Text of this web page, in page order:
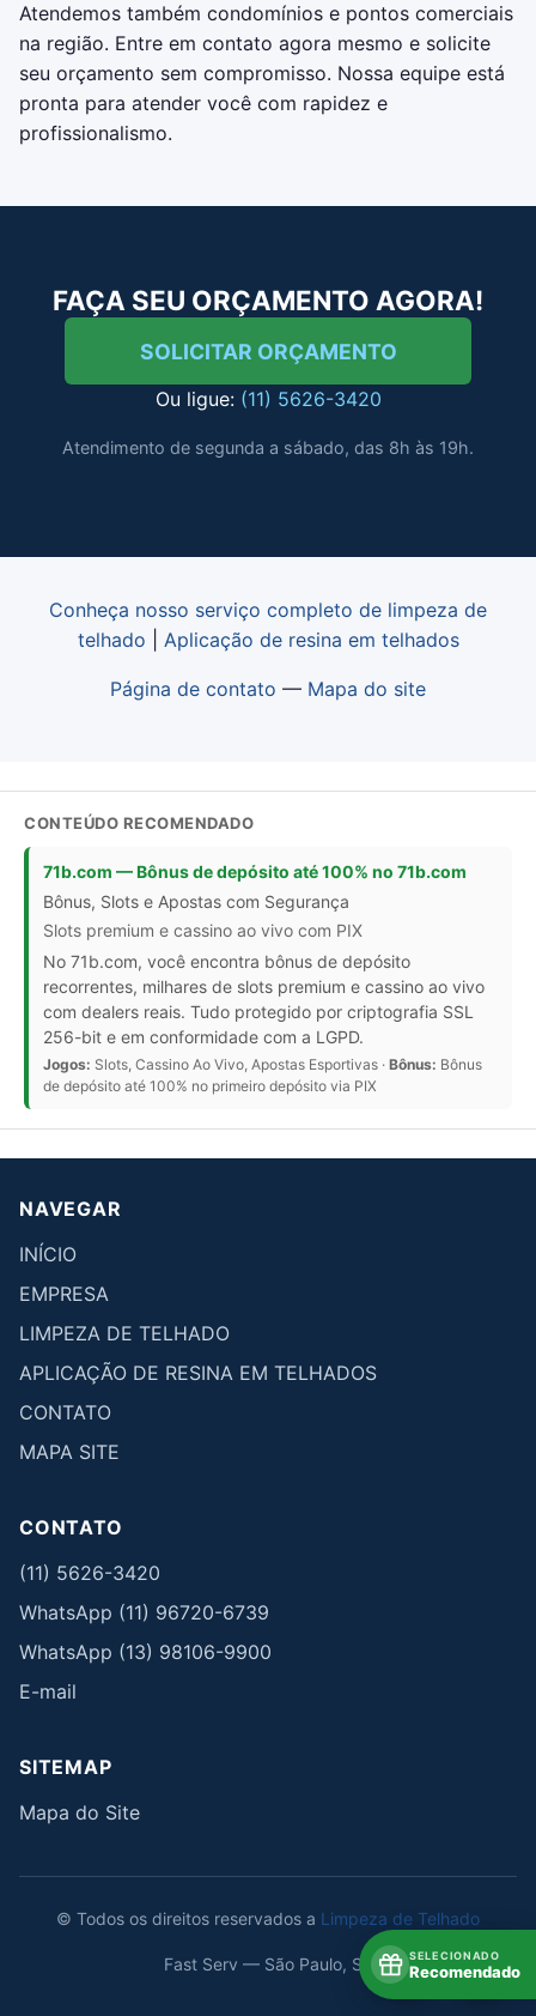
Atendemos também condomínios e pontos comerciais
na região. Entre em contato agora mesmo e solicite
seu orçamento sem compromisso. Nossa equipe está
pronta para atender você com rapidez e
profissionalismo.
FAÇA SEU ORÇAMENTO AGORA!
SOLICITAR ORÇAMENTO
Ou ligue: (11) 5626-3420
Atendimento de segunda a sábado, das 8h às 19h.
Conheça nosso serviço completo de limpeza de
telhado
Aplicação de resina em telhados
Página de contato — Mapa do site
CONTEÚDO RECOMENDADO
71b.com — Bônus de depósito até 100% no 71b.com
Bônus, Slots e Apostas com Segurança
Slots premium e cassino ao vivo com PIX
No 71b.com, você encontra bônus de depósito
recorrentes, milhares de slots premium e cassino ao vivo
com dealers reais. Tudo protegido por criptografia SSL
256-bit e em conformidade com a LGPD.
Jogos: Slots, Cassino Ao Vivo, Apostas Esportivas · Bônus: Bônus
de depósito até 100% no primeiro depósito via PIX
NAVEGAR
INÍCIO
EMPRESA
LIMPEZA DE TELHADO
APLICAÇÃO DE RESINA EM TELHADOS
CONTATO
MAPA SITE
CONTATO
(11) 5626-3420
WhatsApp (11) 96720-6739
WhatsApp (13) 98106-9900
E-mail
SITEMAP
Mapa do Site
© Todos os direitos reservados a Limpeza de Telhado
Fast Serv — São Paulo, SP SELECIONADO
Recomendado